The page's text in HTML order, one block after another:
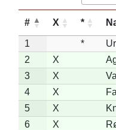
# X *
1 *
2
X
3
X
4
X
5
X
6
X